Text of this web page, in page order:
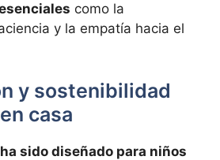
como la
y la empatía hacia el
y sostenibilidad
casa
sido diseñado para niños